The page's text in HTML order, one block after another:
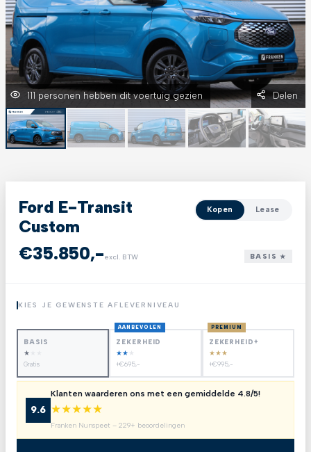
111 personen hebben dit voertuig gezien Delen
Ford E-Transit
Custom
Kopen Lease
€35.850,-excl. BTW BASIS ★
KIES JE GEWENSTE AFLEVERNIVEAU
BASIS
★
Gratis
AANBEVOLEN
ZEKERHEID
★★ ★
+€695,-
PREMIUM
ZEKERHEID+
★★★
+€995,-
9.6
Klanten waarderen ons met een gemiddelde 4.8/5!
★★★★★
Franken Nunspeet – 229+ beoordelingen